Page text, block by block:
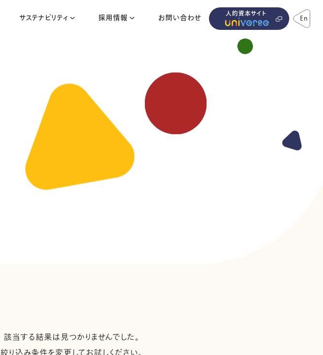
サステナビリティ 採用情報 お問い合わせ 人的資本サイト En
該当する結果は見つかりませんでした。